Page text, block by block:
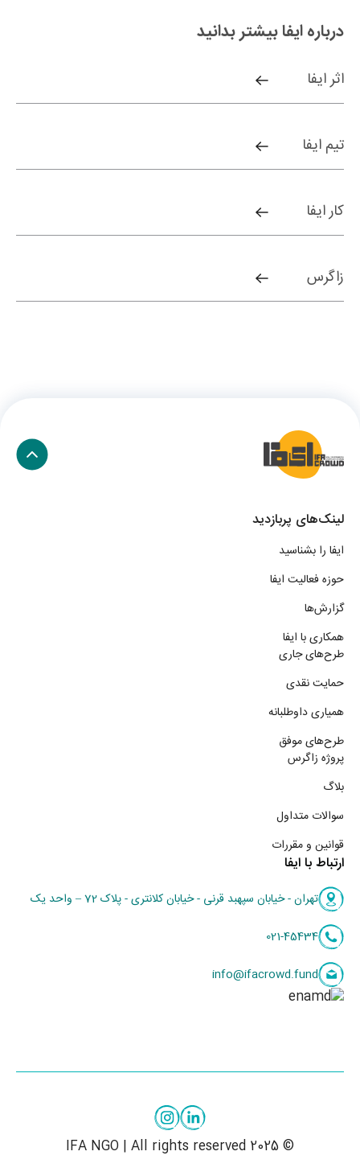
درباره ایفا بیشتر بدانید
اثر ایفا
تیم ایفا
کار ایفا
زاگرس
لینک‌های پربازدید
ایفا را بشناسید
حوزه فعالیت ایفا
گزارش‌ها
همکاری با ایفا
طرح‌های جاری
حمایت نقدی
همیاری داوطلبانه
طرح‌های موفق
پروژه زاگرس
بلاگ
سوالات متداول
قوانین و مقررات
ارتباط با ایفا
تهران - خیابان سپهبد قرنی - خیابان کلانتری - پلاک 72 – واحد یک
021-45434
info@ifacrowd.fund
© 2025 IFA NGO | All rights reserved